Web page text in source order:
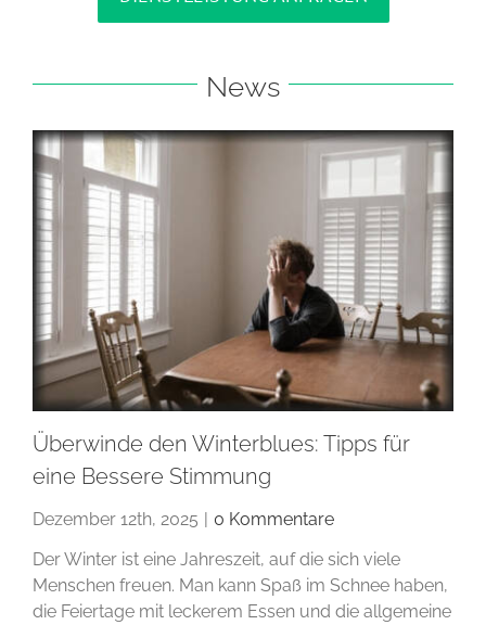
News
Überwinde den Winterblues: Tipps für
eine Bessere Stimmung
Dezember 12th, 2025 | 0 Kommentare
Der Winter ist eine Jahreszeit, auf die sich viele
Menschen freuen. Man kann Spaß im Schnee haben,
die Feiertage mit leckerem Essen und die allgemeine